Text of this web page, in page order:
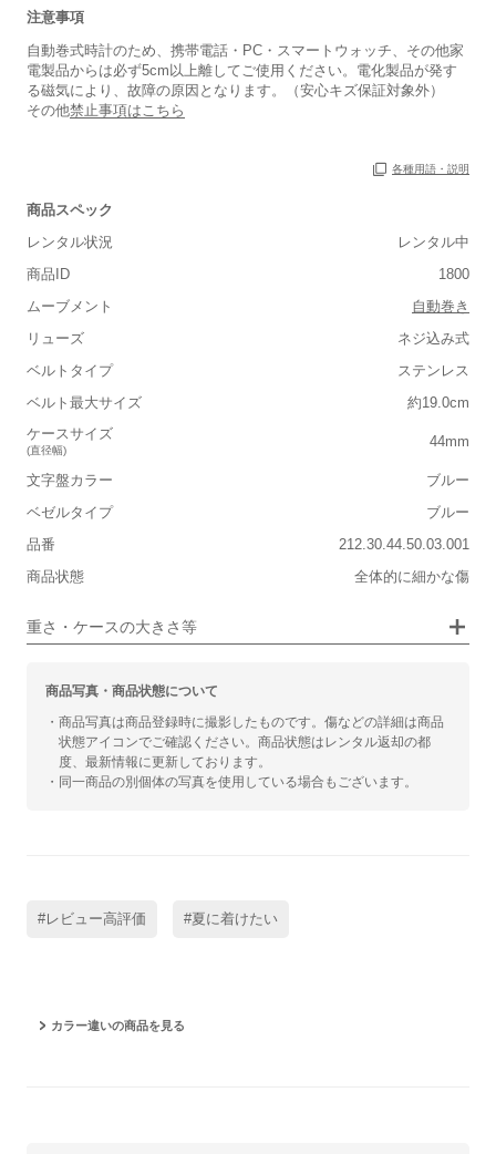
注意事項
自動巻式時計のため、携帯電話・PC・スマートウォッチ、その他家
電製品からは必ず5cm以上離してご使用ください。電化製品が発す
る磁気により、故障の原因となります。（安心キズ保証対象外）
その他禁止事項はこちら
各種用語・説明
商品スペック
レンタル状況
レンタル中
商品ID
1800
ムーブメント
自動巻き
リューズ
ネジ込み式
ベルトタイプ
ステンレス
ベルト最大サイズ
約19.0cm
ケースサイズ
(直径幅)
44mm
文字盤カラー
ブルー
ベゼルタイプ
ブルー
品番
212.30.44.50.03.001
商品状態
全体的に細かな傷
重さ・ケースの大きさ等
■重さ(ベルト込み)
■ケースの大きさ
小さい 大きい
■装飾感
■向いているシチュエーション
カジュアル ビジネス
商品写真・商品状態について
・商品写真は商品登録時に撮影したものです。傷などの詳細は商品
状態アイコンでご確認ください。商品状態はレンタル返却の都
度、最新情報に更新しております。
・同一商品の別個体の写真を使用している場合もございます。
#レビュー高評価 #夏に着けたい
カラー違いの商品を見る